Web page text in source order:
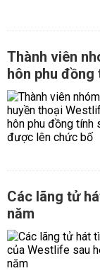
Thành viên
hôn phu
Các lãng tử
năm